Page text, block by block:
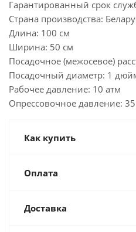
Гарантированный срок
Страна производства:
Длина: 100 см
Ширина: 50 см
Посадочное (межосевое)
Посадочный диаметр: 1
Рабочее давление: 10 атм
Опрессовочное давление:
Как купить
Оплата
Доставка